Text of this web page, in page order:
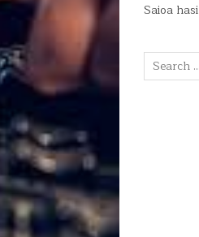
Saioa hasi
Search
for: